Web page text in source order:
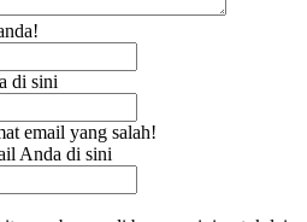
di sini
email yang salah!
Anda di sini